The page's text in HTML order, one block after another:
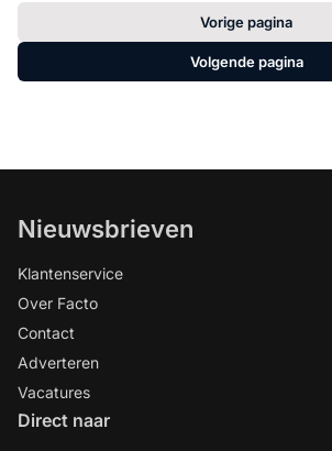
Vorige pagina
Volgende pagina
Nieuwsbrieven
Klantenservice
Over Facto
Contact
Adverteren
Vacatures
Direct naar